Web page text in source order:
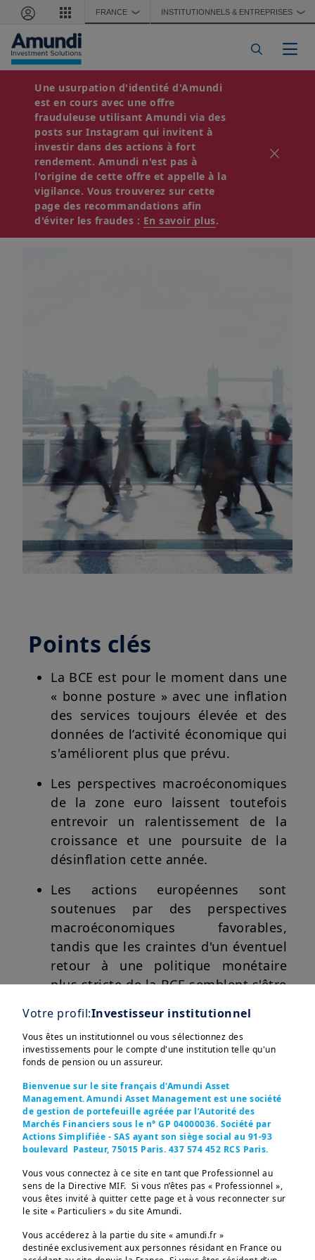
Aller au contenu principal
FRANCE ❯ INSTITUTIONNELS & ENTREPRISES ❯
Une usurpation d'identité d'Amundi
est en cours avec une offre
frauduleuse utilisant Amundi via des
posts sur Instagram qui invitent à
investir dans des actions à fort
rendement. Amundi n'est pas à
l'origine de cette offre et appelle à la
vigilance. Vous trouverez sur cette
page des recommandations afin
d'éviter les fraudes : En savoir plus.
HEBDO DES MARCHÉS
13 janvier, 2026 3 minutes de lecture
La BCE devrait
maintenir ses taux en
ce début d’année
Points clés
La BCE est pour le moment dans une
« bonne posture » avec une inflation
des services toujours élevée et des
données de l’activité économique qui
s'améliorent plus que prévu.
Les perspectives macroéconomiques
de la zone euro laissent toutefois
entrevoir un ralentissement de la
croissance et une poursuite de la
désinflation cette année.
Les actions européennes sont
soutenues par des perspectives
macroéconomiques favorables,
tandis que les craintes d'un éventuel
retour à une politique monétaire
plus stricte de la BCE semblent s'être
Dans cette édition
Selon une estimation préliminaire,
Afficher plus
Votre profil:Investisseur institutionnel
Vous êtes un institutionnel ou vous sélectionnez des
investissements pour le compte d'une institution telle qu'un
fonds de pension ou un assureur.
Bienvenue sur le site français d'Amundi Asset
Management. Amundi Asset Management est une société
de gestion de portefeuille agréée par l’Autorité des
Marchés Financiers sous le n° GP 04000036. Société par
Actions Simplifiée - SAS ayant son siège social au 91-93
boulevard Pasteur, 75015 Paris. 437 574 452 RCS Paris.
Vous vous connectez à ce site en tant que Professionnel au
sens de la Directive MIF. Si vous n’êtes pas « Professionnel »,
vous êtes invité à quitter cette page et à vous reconnecter sur
le site « Particuliers » du site Amundi.
Vous accéderez à la partie du site « amundi.fr »
destinée exclusivement aux personnes résidant en France ou
investisseurs “Professionnels” au sens de la Directive
2004/39/CE du 21 avril 2004 « MIF »  et des articles 314-4
et suivants du Règlement Général de l’AMF. Elles ne
s’adressent pas au grand public ou aux particuliers non-
professionnels au sens de toute règlementation locale, ni
aux “US Persons”, telle que cette expression est définie
par la «Regulation S» de la Securities and Exchange
Commission en vertu du U.S. Securities Act de 1933.